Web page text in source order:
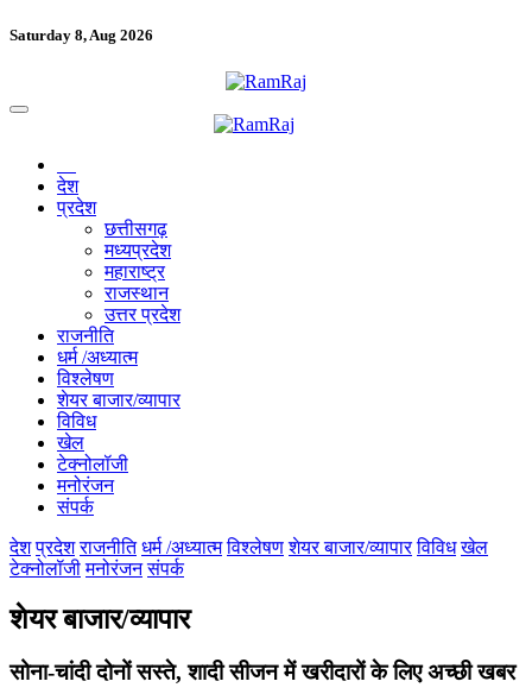
Saturday 8, Aug 2026
देश
प्रदेश
छत्तीसगढ़
मध्यप्रदेश
महाराष्ट्र
राजस्थान
उत्तर प्रदेश
राजनीति
धर्म /अध्यात्म
विश्लेषण
शेयर बाजार/व्यापार
विविध
खेल
टेक्नोलॉजी
मनोरंजन
संपर्क
देश प्रदेश राजनीति धर्म /अध्यात्म विश्लेषण शेयर बाजार/व्यापार विविध खेल
टेक्नोलॉजी मनोरंजन संपर्क
शेयर बाजार/व्यापार
सोना-चांदी दोनों सस्ते, शादी सीजन में खरीदारों के लिए अच्छी खबर